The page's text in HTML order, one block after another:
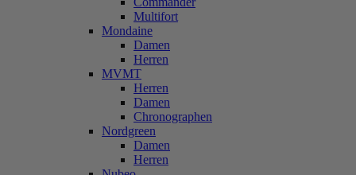
Multifort
Mondaine
Damen
Herren
MVMT
Herren
Damen
Chronographen
Nordgreen
Damen
Herren